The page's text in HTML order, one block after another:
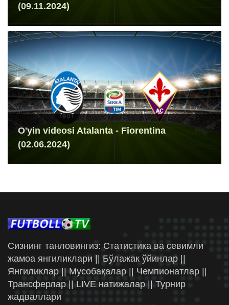
(09.11.2024)
O'yin videosi Atalanta - Fiorentina
(02.06.2024)
Сизнинг танловингиз: Статистика ва севимли
жамоа янгиликлари || Бўлажак ўйинлар ||
Янгиликлар || Мусобақалар || Чемпионатлар ||
Трансферлар || LIVE натижалар || Турнир
жадваллари